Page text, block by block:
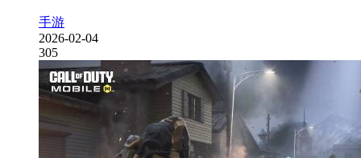
手游
2026-02-04
305